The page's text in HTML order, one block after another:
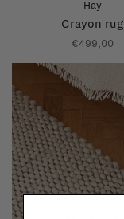
Hay
Crayon rug
€499,00